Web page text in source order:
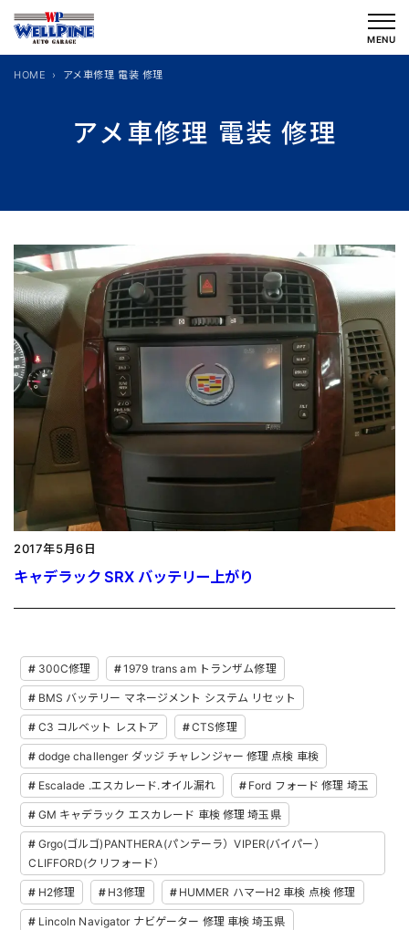
を
MENU
アメ車修理 電装 修理
HOME アメ車修理 電装 修理
2017年5月6日
キャデラック SRX バッテリー上がり
300C修理 1979 trans am トランザム修理
BMS バッテリー マネージメント システム リセット
C3 コルベット レストア CTS修理
dodge challenger ダッジ チャレンジャー 修理 点検 車検
Escalade .エスカレード.オイル漏れ Ford フォード 修理 埼玉
GM キャデラック エスカレード 車検 修理 埼玉県
Grgo(ゴルゴ)PANTHERA(パンテーラ）VIPER(バイパー）
CLIFFORD(クリフォード）
H2修理 H3修理 HUMMER ハマーH2 車検 点検 修理
Lincoln Navigator ナビゲーター 修理 車検 埼玉県